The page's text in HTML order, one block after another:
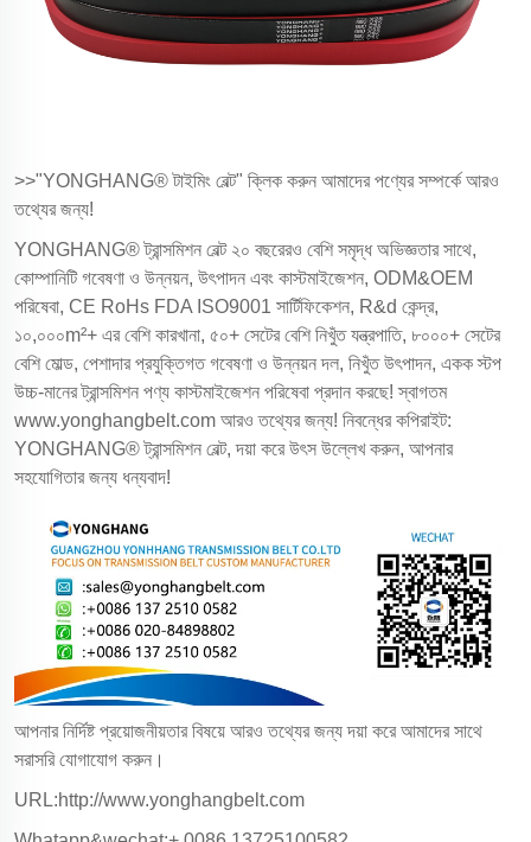
>>"YONGHANG® টাইমিং বেল্ট" ক্লিক করুন আমাদের পণ্যের সম্পর্কে আরও
তথ্যের জন্য!
YONGHANG® ট্রান্সমিশন বেল্ট ২০ বছরেরও বেশি সমৃদ্ধ অভিজ্ঞতার সাথে,
কোম্পানিটি গবেষণা ও উন্নয়ন, উৎপাদন এবং কাস্টমাইজেশন, ODM&OEM
পরিষেবা, CE RoHs FDA ISO9001 সার্টিফিকেশন, R&d কেন্দ্র,
১০,০০০m²+ এর বেশি কারখানা, ৫০+ সেটের বেশি নিখুঁত যন্ত্রপাতি, ৮০০০+ সেটের
বেশি মোল্ড, পেশাদার প্রযুক্তিগত গবেষণা ও উন্নয়ন দল, নিখুঁত উৎপাদন, একক স্টপ
উচ্চ-মানের ট্রান্সমিশন পণ্য কাস্টমাইজেশন পরিষেবা প্রদান করছে! স্বাগতম
www.yonghangbelt.com আরও তথ্যের জন্য! নিবন্ধের কপিরাইট:
YONGHANG® ট্রান্সমিশন বেল্ট, দয়া করে উৎস উল্লেখ করুন, আপনার
সহযোগিতার জন্য ধন্যবাদ!
আপনার নির্দিষ্ট প্রয়োজনীয়তার বিষয়ে আরও তথ্যের জন্য দয়া করে আমাদের সাথে
সরাসরি যোগাযোগ করুন।
URL:http://www.yonghangbelt.com